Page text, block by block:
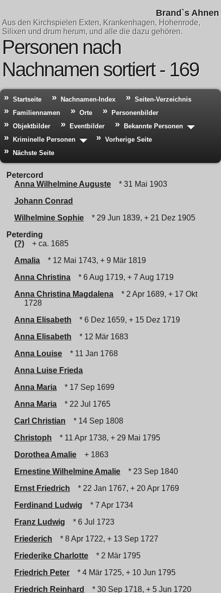
Brand`s Ahnen
Aus den Kirchspielen Exten, Krankenhagen, Hohenrode,
Silixen und drum herum, und alle die dazu gehören.
Personen nach
Nachnamen sortiert - 169
Startseite Nachnamen-Index
Seiten-Verzeichnis
Familiennamen
Orte
Personenbilder
Objektbilder
Eventbilder
Bekannte Personen
Kriminelle Personen
Vorherige Seite
Nächste Seite
Petercord
Anna Wilhelmine Auguste
* 31 Mai 1903
Johann Conrad
Wilhelmine Sophie
* 29 Jun 1839, + 21 Dez 1905
Peterding
(?)
+ ca. 1685
Amalia
* 12 Mai 1743, + 9 Mär 1819
Anna Christina
* 6 Aug 1719, + 7 Aug 1719
Anna Christina Magdalena
* 2 Apr 1689, + 17 Okt
1728
Anna Elisabeth
* 6 Dez 1659, + 15 Dez 1719
Anna Elisabeth
* 12 Mär 1683
Anna Louise
* 11 Jan 1768
Anna Luise Frieda
Anna Maria
* 17 Sep 1699
Anna Maria
* 22 Jul 1765
Carl Christian
* 14 Sep 1808
Christoph
* 11 Apr 1738, + 29 Mai 1795
Dorothea Amalie
+ 1863
Ernestine Wilhelmine Amalie
* 23 Sep 1840
Ernst Friedrich
* 22 Jan 1767, + 20 Apr 1769
Ferdinand Ludwig
* 7 Apr 1734
Franz Ludwig
* 6 Jul 1723
Friederich
* 8 Apr 1722, + 13 Sep 1727
Friederike Charlotte
* 2 Mär 1795
Friedrich Peter
* 4 Mär 1725, + 10 Jun 1795
Friedrich Reinhard
* 30 Sep 1718, + 5 Jun 1720